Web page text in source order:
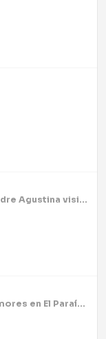
La ley de Baltazar • La madre Agustina visita a Lucas
Isla Paraíso • Crisis de amores en El Paraíso